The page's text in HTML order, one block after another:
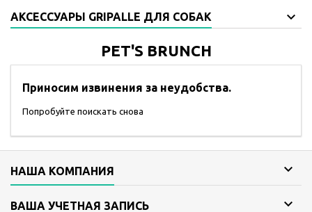
АКСЕССУАРЫ GRIPALLE ДЛЯ СОБАК
PET'S BRUNCH
Приносим извинения за неудобства.
Попробуйте поискать снова
НАША КОМПАНИЯ 
ВАША УЧЕТНАЯ ЗАПИСЬ 